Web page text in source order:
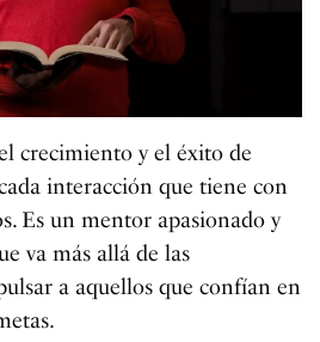
crecimiento y el éxito de
interacción que tiene con
Es un mentor apasionado y
va más allá de las
a aquellos que confían en